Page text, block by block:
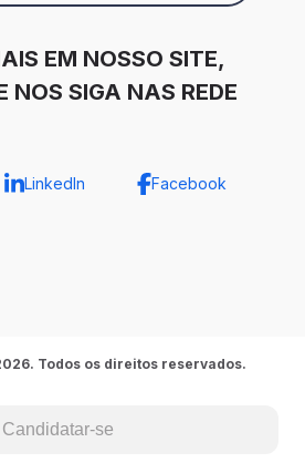
EM NOSSO SITE,
NOS SIGA NAS REDE
LinkedIn Facebook
Candidatar-se
Todos os direitos reservados.